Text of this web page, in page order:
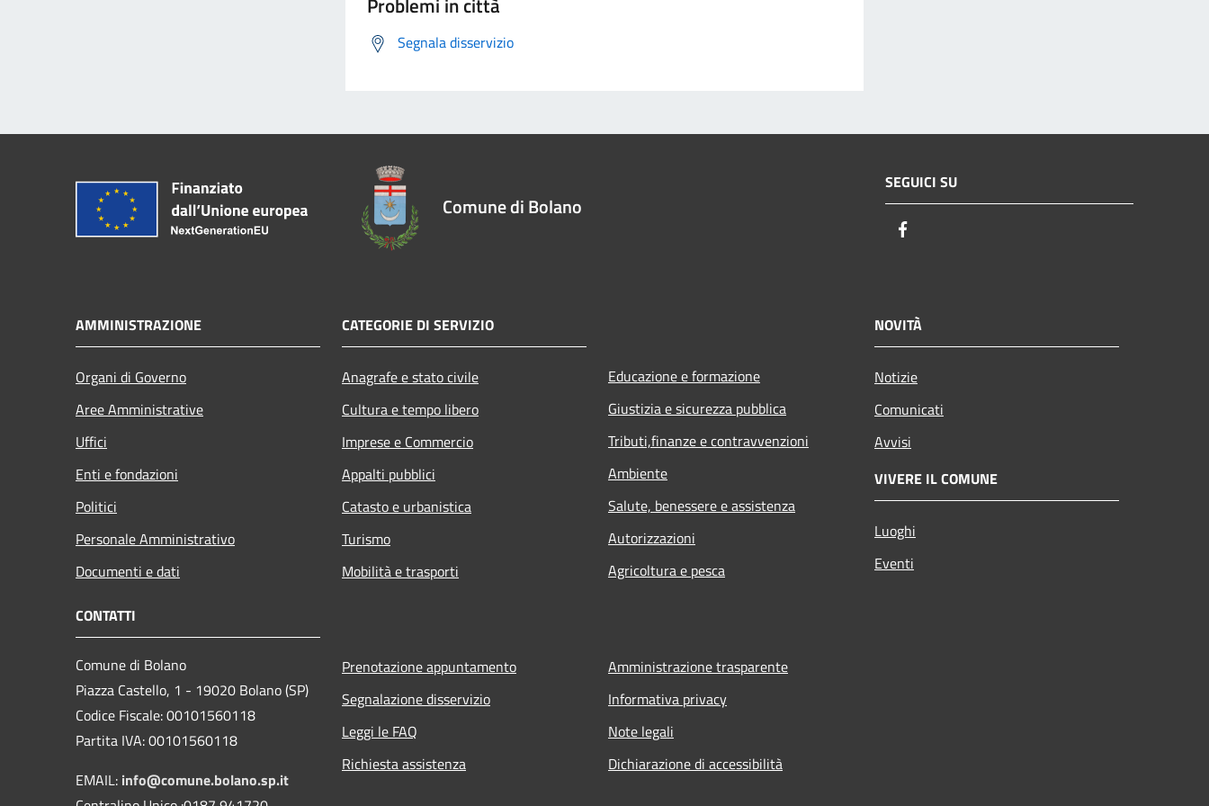
Segnala disservizio
Comune di Bolano
SEGUICI SU
AMMINISTRAZIONE
Organi di Governo
Aree Amministrative
Uffici
Enti e fondazioni
Politici
Personale Amministrativo
Documenti e dati
CATEGORIE DI SERVIZIO
Anagrafe e stato civile
Cultura e tempo libero
Imprese e Commercio
Appalti pubblici
Catasto e urbanistica
Turismo
Mobilità e trasporti
Educazione e formazione
Giustizia e sicurezza pubblica
Tributi,finanze e contravvenzioni
Ambiente
Salute, benessere e assistenza
Autorizzazioni
Agricoltura e pesca
NOVITÀ
Notizie
Comunicati
Avvisi
VIVERE IL COMUNE
Luoghi
Eventi
CONTATTI
Comune di Bolano
Piazza Castello, 1 - 19020 Bolano (SP)
Codice Fiscale: 00101560118
Partita IVA: 00101560118
EMAIL: info@comune.bolano.sp.it
Prenotazione appuntamento
Segnalazione disservizio
Leggi le FAQ
Richiesta assistenza
Amministrazione trasparente
Informativa privacy
Note legali
Dichiarazione di accessibilità